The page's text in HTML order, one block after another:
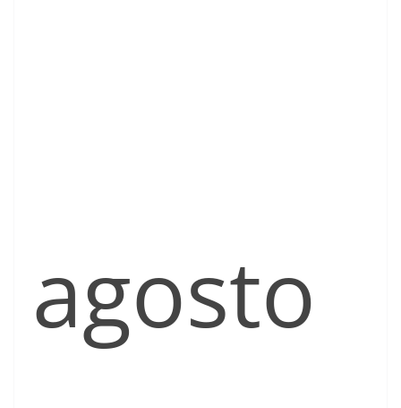
agosto